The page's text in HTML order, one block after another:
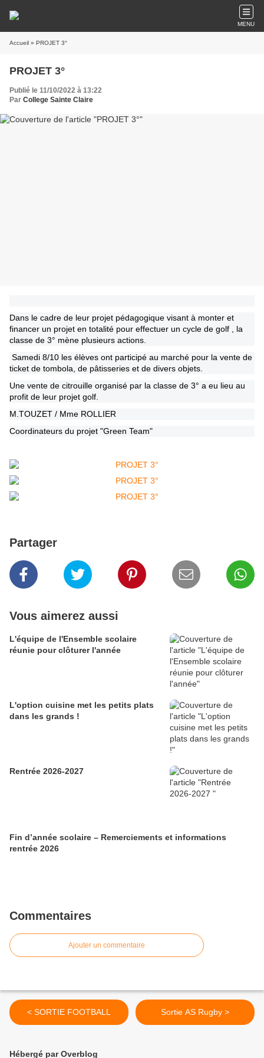
MENU
Accueil » PROJET 3°
PROJET 3°
Publié le 11/10/2022 à 13:22
Par College Sainte Claire
Dans le cadre de leur projet pédagogique visant à monter et
financer un projet en totalité pour effectuer un cycle de golf , la
classe de 3° mène plusieurs actions.
Samedi 8/10 les élèves ont participé au marché pour la vente de
ticket de tombola, de pâtisseries et de divers objets.
Une vente de citrouille organisé par la classe de 3° a eu lieu au
profit de leur projet golf.
M.TOUZET / Mme ROLLIER
Coordinateurs du projet "Green Team"
Partager
Vous aimerez aussi
L'équipe de l'Ensemble scolaire
réunie pour clôturer l'année
L'option cuisine met les petits plats
dans les grands !
Rentrée 2026-2027
Fin d’année scolaire – Remerciements et informations
rentrée 2026
Commentaires
Ajouter un commentaire
< SORTIE FOOTBALL Sortie AS Rugby >
Hébergé par Overblog